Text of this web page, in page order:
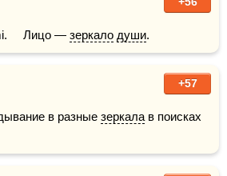
Лицо — зеркало души.
+57
в разные зеркала в поисках